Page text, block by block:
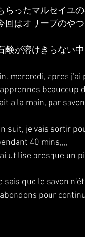
らったマルセイユ
回はオリーブのやつ
鹸が溶けきらない
mercredi, apres j'ai
beaucoup
a la main, par
suit, je vais sortir
40 mins,,,,
utilise presque un
sais que le savon
pour